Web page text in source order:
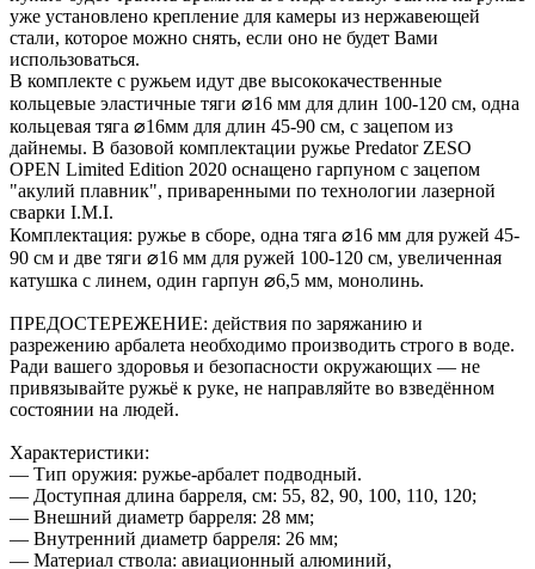
уже установлено крепление для камеры из нержавеющей
стали, которое можно снять, если оно не будет Вами
использоваться.
В комплекте с ружьем идут две высококачественные
кольцевые эластичные тяги ⌀16 мм для длин 100-120 см, одна
кольцевая тяга ⌀16мм для длин 45-90 см, с зацепом из
дайнемы. В базовой комплектации ружье Predator ZESO
OPEN Limited Edition 2020 оснащено гарпуном с зацепом
"акулий плавник", приваренными по технологии лазерной
сварки I.M.I.
Комплектация: ружье в сборе, одна тяга ⌀16 мм для ружей 45-
90 см и две тяги ⌀16 мм для ружей 100-120 см, увеличенная
катушка с линем, один гарпун ⌀6,5 мм, монолинь.
ПРЕДОСТЕРЕЖЕНИЕ: действия по заряжанию и
разрежению арбалета необходимо производить строго в воде.
Ради вашего здоровья и безопасности окружающих — не
привязывайте ружьё к руке, не направляйте во взведённом
состоянии на людей.
Характеристики:
— Тип оружия: ружье-арбалет подводный.
— Доступная длина барреля, см: 55, 82, 90, 100, 110, 120;
— Внешний диаметр барреля: 28 мм;
— Внутренний диаметр барреля: 26 мм;
— Материал ствола: авиационный алюминий,